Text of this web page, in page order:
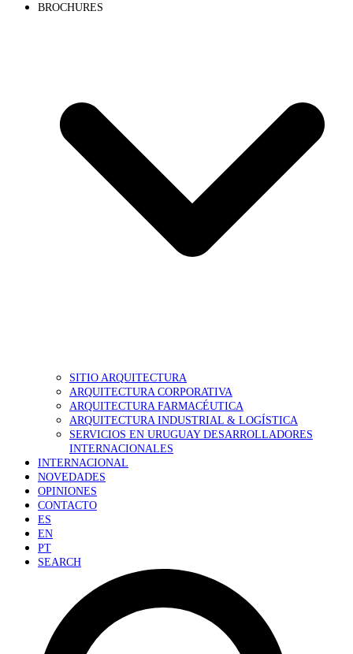
BROCHURES
SITIO ARQUITECTURA
ARQUITECTURA CORPORATIVA
ARQUITECTURA FARMACÉUTICA
ARQUITECTURA INDUSTRIAL & LOGÍSTICA
SERVICIOS EN URUGUAY DESARROLLADORES
INTERNACIONALES
INTERNACIONAL
NOVEDADES
OPINIONES
CONTACTO
ES
EN
PT
SEARCH